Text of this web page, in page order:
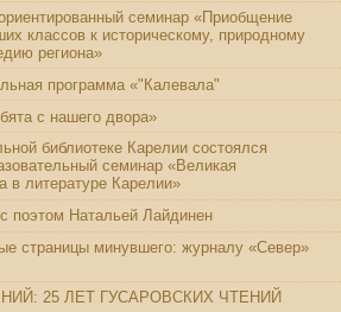
семинар «Приобщение
классов к историческому, природному
региона»
программа «"Калевала"
с нашего двора»
библиотеке Карелии состоялся
семинар «Великая
в литературе Карелии»
поэтом Натальей Лайдинен
страницы минувшего: журналу «Север»
25 ЛЕТ ГУСАРОВСКИХ ЧТЕНИЙ